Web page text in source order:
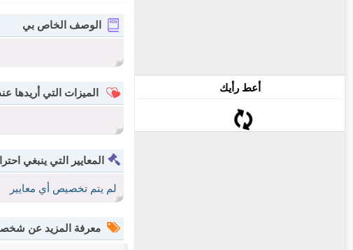
أعط رأيك
الوصف الخاص بي
الميزات التي أريدها
المعايير التي ينبغي
لم يتم تخصيص أي معايير
معرفة المزيد عن